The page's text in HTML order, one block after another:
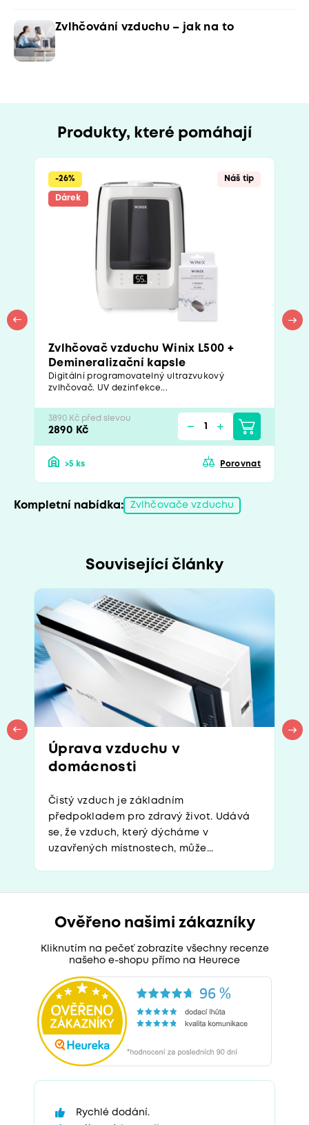
Zvlhčování vzduchu – jak na to
Produkty, které pomáhají
Dárek
-26% Náš tip
Zvlhčovač vzduchu Winix L500 +
Demineralizační kapsle
Digitální programovatelný ultrazvukový
zvlhčovač. UV dezinfekce...
3890 Kč před slevou
2890 Kč
>5 ks Porovnat
Kompletní nabídka: Zvlhčovače vzduchu
Související články
Úprava vzduchu v
domácnosti
Čistý vzduch je základním
předpokladem pro zdravý život. Udává
se, že vzduch, který dýcháme v
uzavřených místnostech, může...
Ověřeno našimi zákazníky
Kliknutím na pečeť zobrazíte všechny recenze
našeho e-shopu přímo na Heurece
Rychlé dodání.